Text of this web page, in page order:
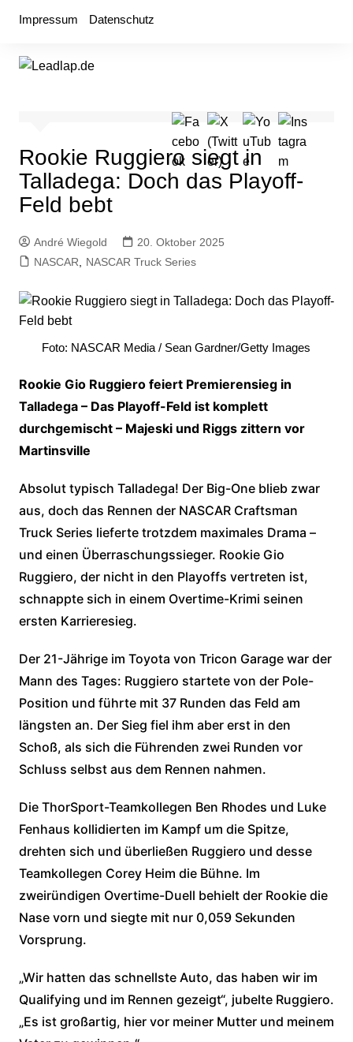
Impressum Datenschutz
Rookie Ruggiero siegt in
Talladega: Doch das Playoff-
Feld bebt
André Wiegold
20. Oktober 2025
NASCAR, NASCAR Truck Series
Foto: NASCAR Media / Sean Gardner/Getty Images
Rookie Gio Ruggiero feiert Premierensieg in
Talladega – Das Playoff-Feld ist komplett
durchgemischt – Majeski und Riggs zittern vor
Martinsville
Absolut typisch Talladega! Der Big-One blieb zwar
aus, doch das Rennen der NASCAR Craftsman
Truck Series lieferte trotzdem maximales Drama –
und einen Überraschungssieger. Rookie Gio
Ruggiero, der nicht in den Playoffs vertreten ist,
schnappte sich in einem Overtime-Krimi seinen
ersten Karrieresieg.
Der 21-Jährige im Toyota von Tricon Garage war der
Mann des Tages: Ruggiero startete von der Pole-
Position und führte mit 37 Runden das Feld am
längsten an. Der Sieg fiel ihm aber erst in den
Schoß, als sich die Führenden zwei Runden vor
Schluss selbst aus dem Rennen nahmen.
Die ThorSport-Teamkollegen Ben Rhodes und Luke
Fenhaus kollidierten im Kampf um die Spitze,
drehten sich und überließen Ruggiero und desse
Teamkollegen Corey Heim die Bühne. Im
zweiründigen Overtime-Duell behielt der Rookie die
Nase vorn und siegte mit nur 0,059 Sekunden
Vorsprung.
„Wir hatten das schnellste Auto, das haben wir im
Qualifying und im Rennen gezeigt“, jubelte Ruggiero.
„Es ist großartig, hier vor meiner Mutter und meinem